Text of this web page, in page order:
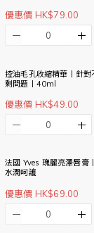
優惠價 HK$79.00
控油毛孔收縮精華丨針
剩問題丨40ml
優惠價 HK$49.00
法國 Yves 瑰麗亮澤唇膏
水潤呵護
優惠價 HK$69.00